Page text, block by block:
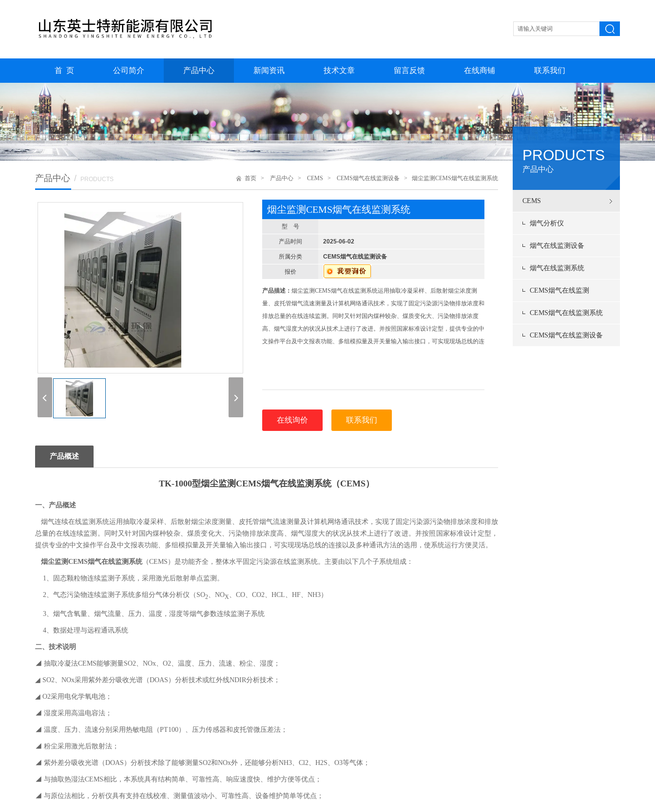
首 页 公司简介 产品中心 新闻资讯 技术文章 留言反馈 在线商铺 联系我们
PRODUCTS
产品中心
CEMS
烟气分析仪
烟气在线监测设备
烟气在线监测系统
CEMS烟气在线监测
CEMS烟气在线监测系统
CEMS烟气在线监测设备
产品中心 / PRODUCTS 首页 > 产品中心 > CEMS > CEMS烟气在线监测设备 > 烟尘监测CEMS烟气在线监测系统
烟尘监测CEMS烟气在线监测系统
型 号
产品时间 2025-06-02
所属分类 CEMS烟气在线监测设备
报价
产品描述： 烟尘监测CEMS烟气在线监测系统运用抽取冷凝采样、后散射烟尘浓度测
量、皮托管烟气流速测量及计算机网络通讯技术，实现了固定污染源污染物排放浓度和
排放总量的在线连续监测。同时又针对国内煤种较杂、煤质变化大、污染物排放浓度
高、烟气湿度大的状况从技术上进行了改进。并按照国家标准设计定型，提供专业的中
文操作平台及中文报表功能、多组模拟量及开关量输入输出接口，可实现现场总线的连
在线询价 联系我们
产品概述
TK-1000型烟尘监测CEMS烟气在线监测系统（CEMS）
一、产品概述
烟气连续在线监测系统运用抽取冷凝采样、后散射烟尘浓度测量、皮托管烟气流速测量及计算机网络通讯技术，实现了固定污染源污染物排放浓度和排放
总量的在线连续监测。同时又针对国内煤种较杂、煤质变化大、污染物排放浓度高、烟气湿度大的状况从技术上进行了改进。并按照国家标准设计定型，
提供专业的中文操作平台及中文报表功能、多组模拟量及开关量输入输出接口，可实现现场总线的连接以及多种通讯方法的选用，使系统运行方便灵活。
烟尘监测CEMS烟气在线监测系统（CEMS）是功能齐全，整体水平固定污染源在线监测系统。主要由以下几个子系统组成：
1、固态颗粒物连续监测子系统，采用激光后散射单点监测。
2、气态污染物连续监测子系统多组分气体分析仪（SO2、NOX、CO、CO2、HCL、HF、NH3）
3、烟气含氧量、烟气流量、压力、温度，湿度等烟气参数连续监测子系统
4、数据处理与远程通讯系统
二、技术说明
◢ 抽取冷凝法CEMS能够测量SO2、NOx、O2、温度、压力、流速、粉尘、湿度；
◢ SO2、NOx采用紫外差分吸收光谱（DOAS）分析技术或红外线NDIR分析技术；
◢ O2采用电化学氧电池；
◢ 湿度采用高温电容法；
◢ 温度、压力、流速分别采用热敏电阻（PT100）、压力传感器和皮托管微压差法；
◢ 粉尘采用激光后散射法；
◢ 紫外差分吸收光谱（DOAS）分析技术除了能够测量SO2和NOx外，还能够分析NH3、Cl2、H2S、O3等气体；
◢ 与抽取热湿法CEMS相比，本系统具有结构简单、可靠性高、响应速度快、维护方便等优点；
◢ 与原位法相比，分析仪具有支持在线校准、测量值波动小、可靠性高、设备维护简单等优点；